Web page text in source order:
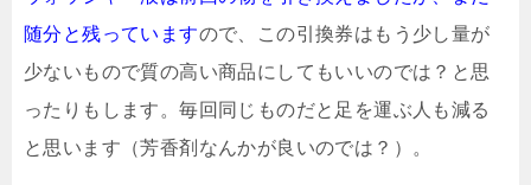
随分と残っていますので、この引換券はもう少し量が
少ないもので質の高い商品にしてもいいのでは？と思
ったりもします。毎回同じものだと足を運ぶ人も減る
と思います（芳香剤なんかが良いのでは？）。